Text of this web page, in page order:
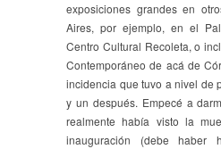
exposiciones grandes en
Aires, por ejemplo, en el
Centro Cultural Recoleta, o
Contemporáneo de acá de
incidencia que tuvo a nivel de
y un después. Empecé a
realmente había visto la
inauguración (debe haber